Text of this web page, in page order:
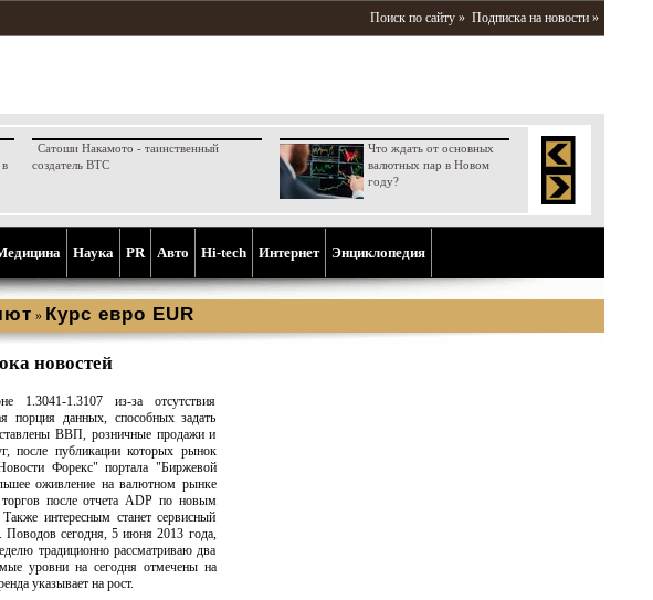
Поиск по сайту » Подписка на новости »
Сатоши Накамото - таинственный
создатель BTC
Что ждать от основных
валютных пар в Новом
году?
Наука PR Aвто Hi-tech Интернет Энциклопедия
» Курс евро EUR
новостей
1.3041-1.3107 из-за отсутствия
порция данных, способных задать
ВВП, розничные продажи и
после публикации которых рынок
Форекс" портала "Биржевой
оживление на валютном рынке
после отчета ADP по новым
интересным станет сервисный
Поводов сегодня, 5 июня 2013 года,
традиционно рассматриваю два
уровни на сегодня отмечены на
указывает на рост.